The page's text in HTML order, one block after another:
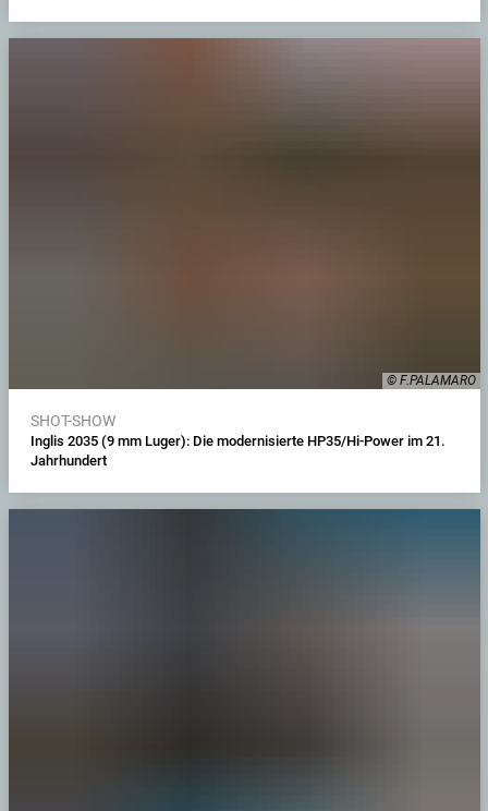
© F.PALAMARO
SHOT-SHOW
Inglis 2035 (9 mm Luger): Die modernisierte HP35/Hi-Power im 21.
Jahrhundert